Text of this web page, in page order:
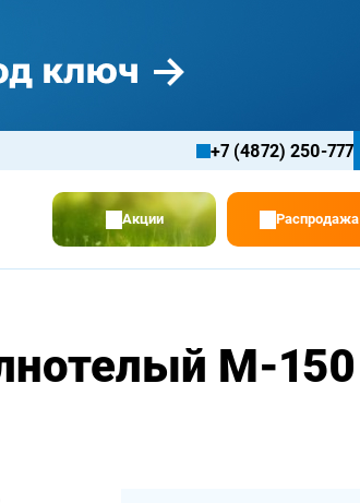
+7 (4872) 250-777
Акции
Распродажа
М-150